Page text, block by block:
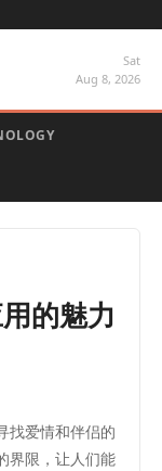
Sat
Aug 8, 2026
的魅力
找爱情和伴侣的
界限，让人们能